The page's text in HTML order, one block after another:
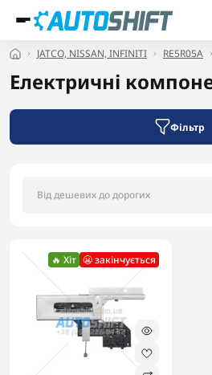
JATCO, NISSAN, INFINITI RE5R05A
Електричні
Фільтр
🔥 Хіт 😬 закінчується